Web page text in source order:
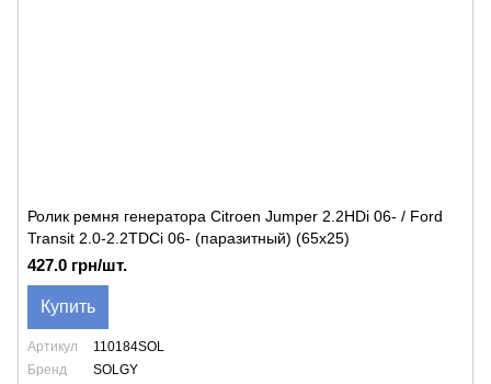
Ролик ремня генератора Citroen Jumper 2.2HDi 06- / Ford
Transit 2.0-2.2TDCi 06- (паразитный) (65х25)
427.0 грн/шт.
Купить
Артикул
110184SOL
Бренд
SOLGY